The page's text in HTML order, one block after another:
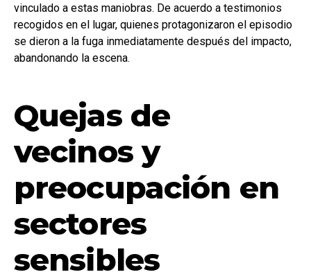
vinculado a estas maniobras. De acuerdo a testimonios
recogidos en el lugar, quienes protagonizaron el episodio
se dieron a la fuga inmediatamente después del impacto,
abandonando la escena.
Quejas de
vecinos y
preocupación en
sectores
sensibles